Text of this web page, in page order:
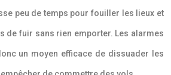
peu de temps pour fouiller les lieux et
de fuir sans rien emporter. Les alarmes
un moyen efficace de dissuader les